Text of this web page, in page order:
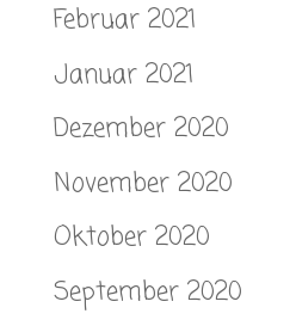
Februar 2021
Januar 2021
Dezember 2020
November 2020
Oktober 2020
September 2020